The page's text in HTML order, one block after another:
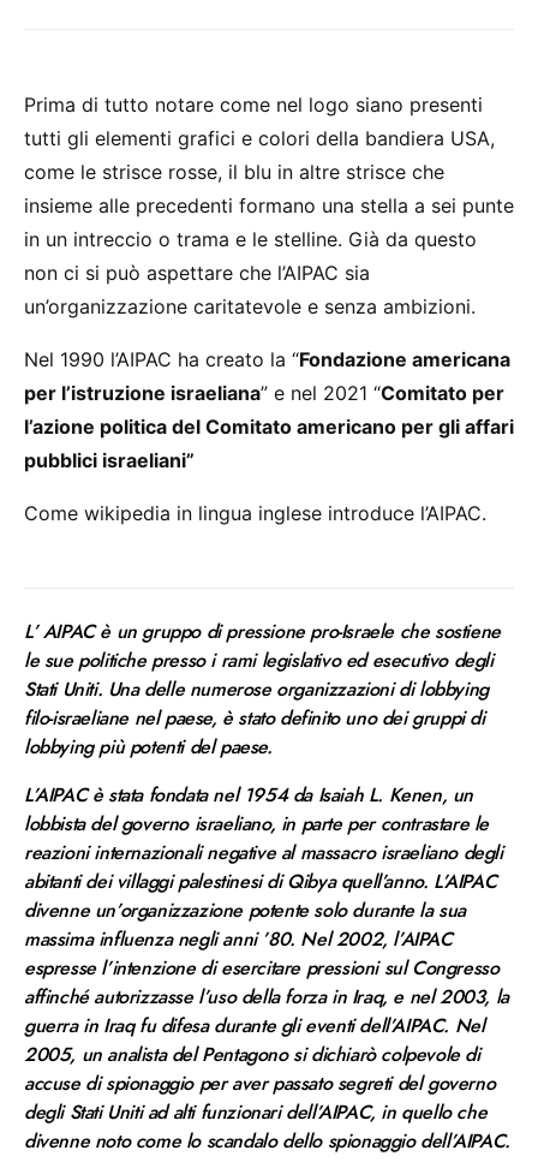
Prima di tutto notare come nel logo siano presenti
tutti gli elementi grafici e colori della bandiera USA,
come le strisce rosse, il blu in altre strisce che
insieme alle precedenti formano una stella a sei punte
in un intreccio o trama e le stelline. Già da questo
non ci si può aspettare che l’AIPAC sia
un’organizzazione caritatevole e senza ambizioni.
Nel 1990 l’AIPAC ha creato la “Fondazione americana
per l’istruzione israeliana” e nel 2021 “Comitato per
l’azione politica del Comitato americano per gli affari
pubblici israeliani”
Come wikipedia in lingua inglese introduce l’AIPAC.
L’ AIPAC è un gruppo di pressione pro-Israele che sostiene
le sue politiche presso i rami legislativo ed esecutivo degli
Stati Uniti. Una delle numerose organizzazioni di lobbying
filo-israeliane nel paese, è stato definito uno dei gruppi di
lobbying più potenti del paese.
L’AIPAC è stata fondata nel 1954 da Isaiah L. Kenen, un
lobbista del governo israeliano, in parte per contrastare le
reazioni internazionali negative al massacro israeliano degli
abitanti dei villaggi palestinesi di Qibya quell’anno. L’AIPAC
divenne un’organizzazione potente solo durante la sua
massima influenza negli anni ’80. Nel 2002, l’AIPAC
espresse l’intenzione di esercitare pressioni sul Congresso
affinché autorizzasse l’uso della forza in Iraq, e nel 2003, la
guerra in Iraq fu difesa durante gli eventi dell’AIPAC. Nel
2005, un analista del Pentagono si dichiarò colpevole di
accuse di spionaggio per aver passato segreti del governo
degli Stati Uniti ad alti funzionari dell’AIPAC, in quello che
divenne noto come lo scandalo dello spionaggio dell’AIPAC.